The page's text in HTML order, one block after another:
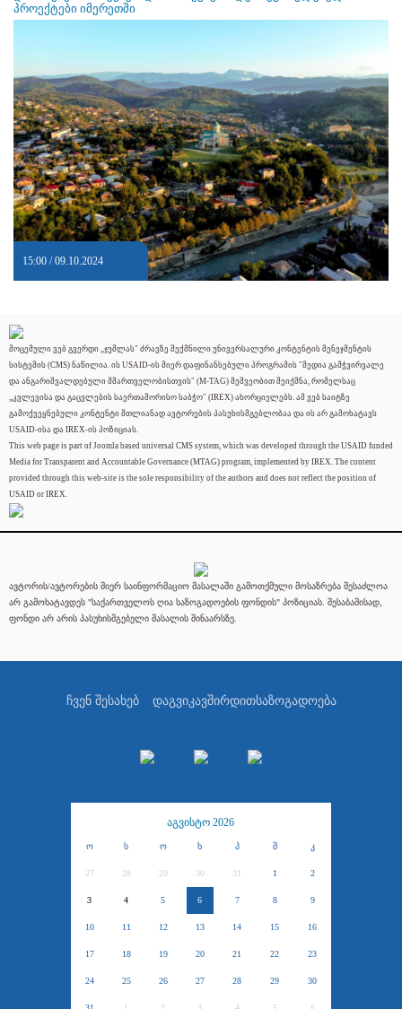
პროექტები იმერეთში
15:00 / 09.10.2024
მოცემული ვებ გვერდი „ჯუმლას" ძრავზე შექმნილი უნივერსალური კონტენტის მენეჯმენტის
სისტემის (CMS) ნაწილია. ის USAID-ის მიერ დაფინანსებული პროგრამის "მედია გამჭვირვალე
და ანგარიშვალდებული მმართველობისთვის" (M-TAG) მეშვეობით შეიქმნა, რომელსაც
„კვლევისა და გაცვლების საერთაშორისო საბჭო" (IREX) ახორციელებს. ამ ვებ საიტზე
გამოქვეყნებული კონტენტი მთლიანად ავტორების პასუხისმგებლობაა და ის არ გამოხატავს
USAID-ისა და IREX-ის პოზიციას.
This web page is part of Joomla based universal CMS system, which was developed through the USAID funded
Media for Transparent and Accountable Governance (MTAG) program, implemented by IREX. The content
provided through this web-site is the sole responsibility of the authors and does not reflect the position of
USAID or IREX.
ავტორის/ავტორების მიერ საინფორმაციო მასალაში გამოთქმული მოსაზრება შესაძლოა
არ გამოხატავდეს "საქართველოს ღია საზოგადოების ფონდის" პოზიციას. შესაბამისად,
ფონდი არ არის პასუხისმგებელი მასალის შინაარსზე.
ჩვენ შესახებ დაგვიკავშირდითსაზოგადოება
აგვისტო 2026
ო ს ო ხ პ შ კ
27 28 29 30 31 1 2
3 4 5 6 7 8 9
10 11 12 13 14 15 16
17 18 19 20 21 22 23
24 25 26 27 28 29 30